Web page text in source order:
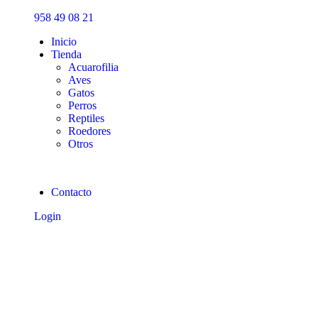
958 49 08 21
Inicio
Tienda
Acuarofilia
Aves
Gatos
Perros
Reptiles
Roedores
Otros
Contacto
Login
Inicio